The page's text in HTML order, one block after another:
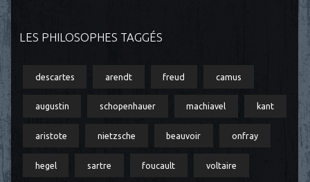
LES PHILOSOPHES TAGGÉS
descartes arendt freud camus
augustin schopenhauer machiavel kant
aristote nietzsche beauvoir onfray
hegel sartre foucault voltaire